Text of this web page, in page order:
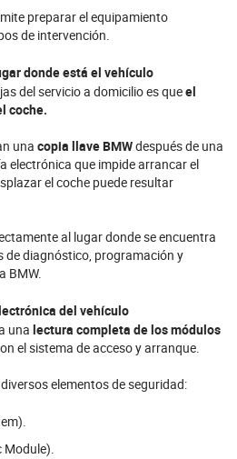
preparar el equipamiento
de intervención.
donde está el vehículo
del servicio a domicilio es queel
coche.
una copia llave BMWdespués de una
electrónica que impide arrancar el
el coche puede resultar
al lugar donde se encuentra
de diagnóstico, programación y
BMW.
del vehículo
una lectura completa de los módulos
el sistema de acceso y arranque.
elementos de seguridad:
Module).